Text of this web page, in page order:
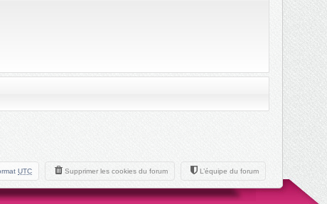
UTC Supprimer les cookies du forum L’équipe du forum